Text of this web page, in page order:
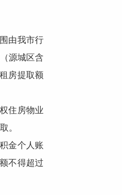
由我市行
源城区含
房提取额
住房物业
。
金个人账
不得超过